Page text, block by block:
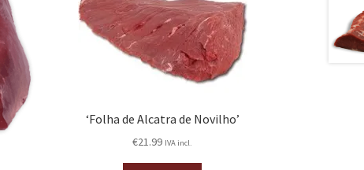
‘Folha de Alcatra de Novilho’
€21.99 IVA incl.